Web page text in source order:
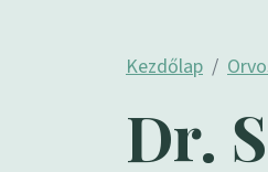
Kezdőlap
Dr.